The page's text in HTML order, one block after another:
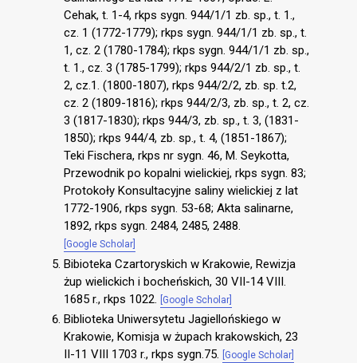
Cehak, t. 1-4, rkps sygn. 944/1/1 zb. sp., t. 1.,
cz. 1 (1772-1779); rkps sygn. 944/1/1 zb. sp., t.
1, cz. 2 (1780-1784); rkps sygn. 944/1/1 zb. sp.,
t. 1., cz. 3 (1785-1799); rkps 944/2/1 zb. sp., t.
2, cz.1. (1800-1807), rkps 944/2/2, zb. sp. t.2,
cz. 2 (1809-1816); rkps 944/2/3, zb. sp., t. 2, cz.
3 (1817-1830); rkps 944/3, zb. sp., t. 3, (1831-
1850); rkps 944/4, zb. sp., t. 4, (1851-1867);
Teki Fischera, rkps nr sygn. 46, M. Seykotta,
Przewodnik po kopalni wielickiej, rkps sygn. 83;
Protokoły Konsultacyjne saliny wielickiej z lat
1772-1906, rkps sygn. 53-68; Akta salinarne,
1892, rkps sygn. 2484, 2485, 2488.
[Google Scholar]
Bibioteka Czartoryskich w Krakowie, Rewizja
żup wielickich i bocheńskich, 30 VII-14 VIII.
1685 r., rkps 1022.
[Google Scholar]
Biblioteka Uniwersytetu Jagiellońskiego w
Krakowie, Komisja w żupach krakowskich, 23
II-11 VIII 1703 r., rkps sygn.75.
[Google Scholar]